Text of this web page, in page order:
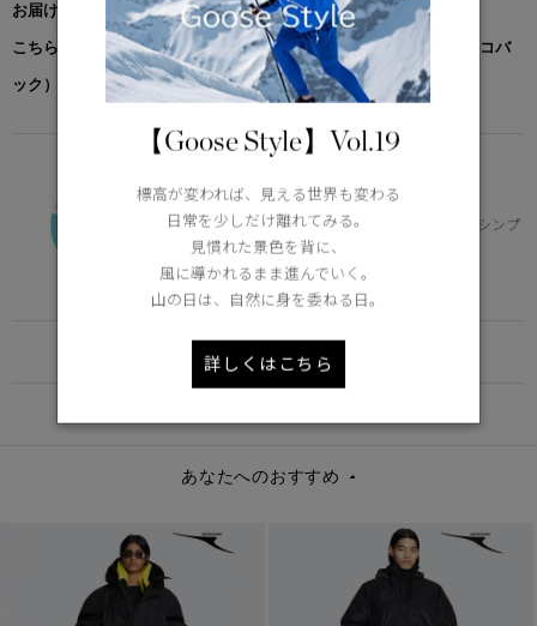
お届けいたします。
こちらの商品には先着でノベルティー（オリジナルポケッタブルエコバ
ック）をプレゼント。※なくなり次第終了となります。
-10°C / -20°C
寒冷地のデイリー使いに適した保温性とシンプ
ルなデザイン
Learn more about TEI
FUNCTION
あなたへのおすすめ
【Goose Style】Vol.19
標高が変われば、見える世界も変わる
日常を少しだけ離れてみる。
見慣れた景色を背に、
風に導かれるまま進んでいく。
山の日は、自然に身を委ねる日。
詳しくはこちら